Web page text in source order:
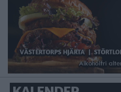
STADSDEL
PRENUMERATION
SPORT
ÅSIKTER
KALENDER